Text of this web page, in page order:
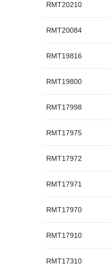
RMT20210
RMT20084
RMT19816
RMT19800
RMT17998
RMT17975
RMT17972
RMT17971
RMT17970
RMT17910
RMT17310